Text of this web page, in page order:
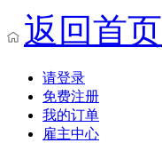
返回首页
请登录
免费注册
我的订单
雇主中心